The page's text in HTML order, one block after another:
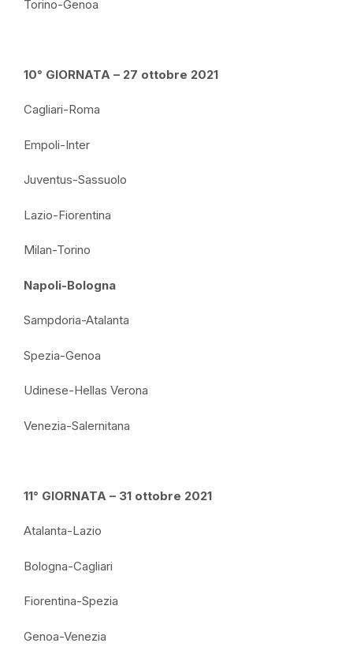
Torino-Genoa
10° GIORNATA – 27 ottobre 2021
Cagliari-Roma
Empoli-Inter
Juventus-Sassuolo
Lazio-Fiorentina
Milan-Torino
Napoli-Bologna
Sampdoria-Atalanta
Spezia-Genoa
Udinese-Hellas Verona
Venezia-Salernitana
11° GIORNATA – 31 ottobre 2021
Atalanta-Lazio
Bologna-Cagliari
Fiorentina-Spezia
Genoa-Venezia